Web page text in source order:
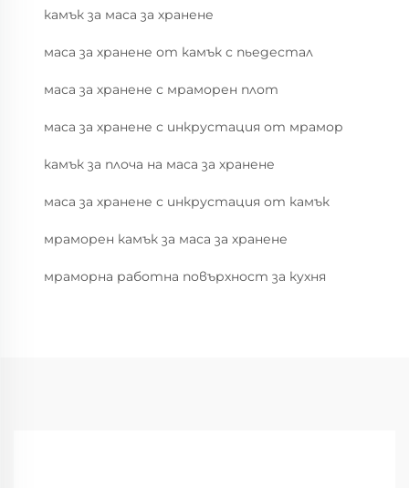
камък за маса за хранене
маса за хранене от камък с пьедестал
маса за хранене с мраморен плот
маса за хранене с инкрустация от мрамор
камък за плоча на маса за хранене
маса за хранене с инкрустация от камък
мраморен камък за маса за хранене
мраморна работна повърхност за кухня